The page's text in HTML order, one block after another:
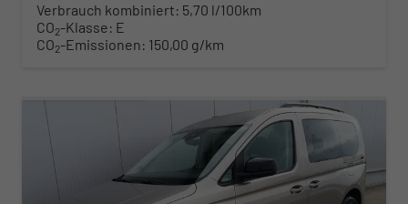
Verbrauch kombiniert: 5,70 l/100km
CO2-Klasse: E
CO2-Emissionen: 150,00 g/km